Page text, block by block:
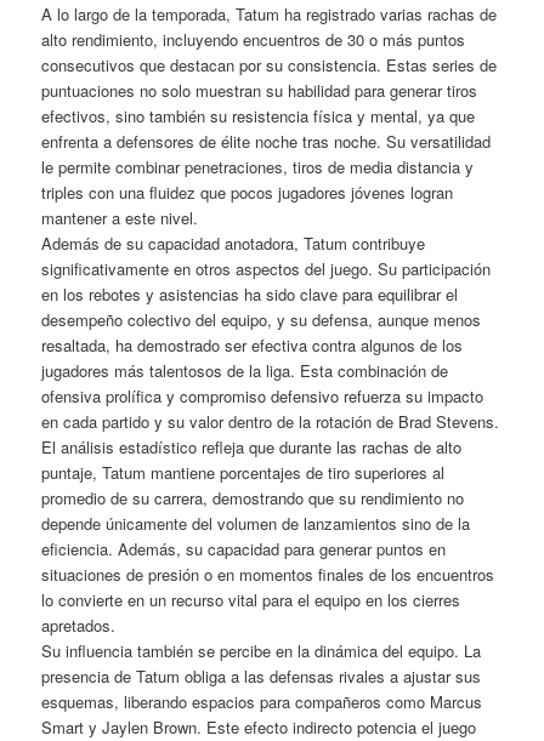
A lo largo de la temporada, Tatum ha registrado varias rachas de
alto rendimiento, incluyendo encuentros de 30 o más puntos
consecutivos que destacan por su consistencia. Estas series de
puntuaciones no solo muestran su habilidad para generar tiros
efectivos, sino también su resistencia física y mental, ya que
enfrenta a defensores de élite noche tras noche. Su versatilidad
le permite combinar penetraciones, tiros de media distancia y
triples con una fluidez que pocos jugadores jóvenes logran
mantener a este nivel.
Además de su capacidad anotadora, Tatum contribuye
significativamente en otros aspectos del juego. Su participación
en los rebotes y asistencias ha sido clave para equilibrar el
desempeño colectivo del equipo, y su defensa, aunque menos
resaltada, ha demostrado ser efectiva contra algunos de los
jugadores más talentosos de la liga. Esta combinación de
ofensiva prolífica y compromiso defensivo refuerza su impacto
en cada partido y su valor dentro de la rotación de Brad Stevens.
El análisis estadístico refleja que durante las rachas de alto
puntaje, Tatum mantiene porcentajes de tiro superiores al
promedio de su carrera, demostrando que su rendimiento no
depende únicamente del volumen de lanzamientos sino de la
eficiencia. Además, su capacidad para generar puntos en
situaciones de presión o en momentos finales de los encuentros
lo convierte en un recurso vital para el equipo en los cierres
apretados.
Su influencia también se percibe en la dinámica del equipo. La
presencia de Tatum obliga a las defensas rivales a ajustar sus
esquemas, liberando espacios para compañeros como Marcus
Smart y Jaylen Brown. Este efecto indirecto potencia el juego